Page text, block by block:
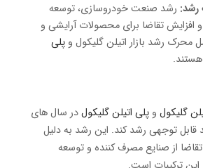
رشد صنعت خودروسازی، توسعه
افزایش تقاضا برای محصولات آرایشی و
محرک رشد بازار اتیلن گلیکول و پلی
هستند.
گلیکول و پلی اتیلن گلیکولدر سال های
قابل توجهی رشد کند. این رشد به دلیل
از صنایع مصرف کننده و توسعه